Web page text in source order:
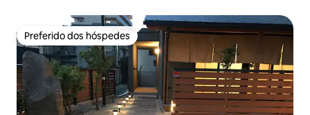
Preferido dos hóspedes
Preferido dos hóspedes